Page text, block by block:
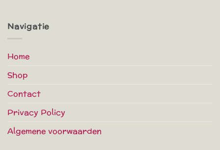
Navigatie
Home
Shop
Contact
Privacy Policy
Algemene voorwaarden